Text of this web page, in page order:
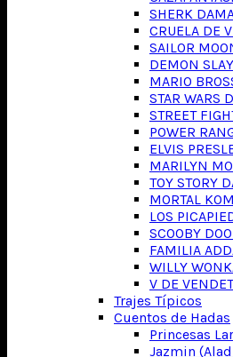
SHERK
CRUELA DE
SAILOR
DEMON
MARIO
STAR WARS
STREET
POWER
ELVIS
MARILYN
TOY STORY
MORTAL
LOS
SCOOBY
FAMILIA
WILLY
V DE
Trajes Típicos
Cuentos de Hadas
Princesas
Jazmin